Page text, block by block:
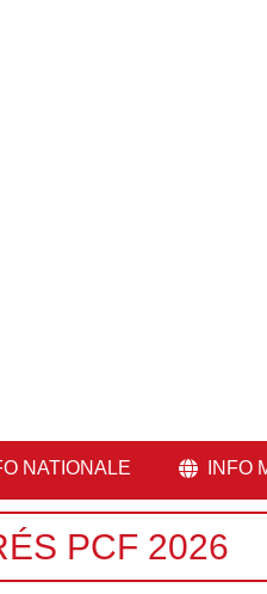
NATIONALE INFO
PCF 2026